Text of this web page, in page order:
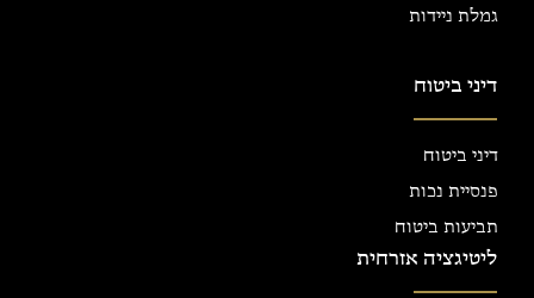
גמלת ניידות
דיני ביטוח
דיני ביטוח
פנסיית נכות
תביעות ביטוח
ליטיגציה אזרחית